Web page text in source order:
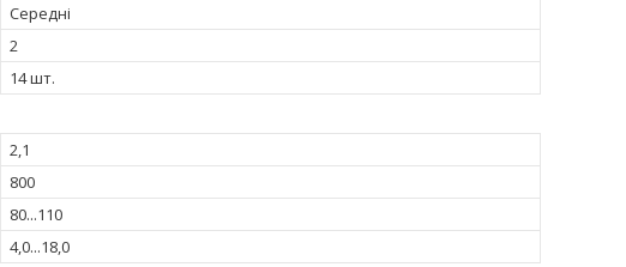
Середні
2
14 шт.
2,1
800
80...110
4,0...18,0